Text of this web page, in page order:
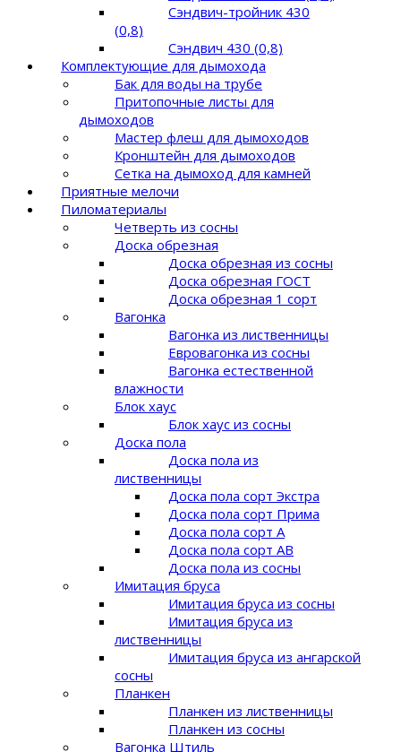
Сэндвич-тройник 430
(0,8)
Сэндвич 430 (0,8)
Комплектующие для дымохода
Бак для воды на трубе
Притопочные листы для
дымоходов
Мастер флеш для дымоходов
Кронштейн для дымоходов
Сетка на дымоход для камней
Приятные мелочи
Пиломатериалы
Четверть из сосны
Доска обрезная
Доска обрезная из сосны
Доска обрезная ГОСТ
Доска обрезная 1 сорт
Вагонка
Вагонка из лиственницы
Евровагонка из сосны
Вагонка естественной
влажности
Блок хаус
Блок хаус из сосны
Доска пола
Доска пола из
лиственницы
Доска пола сорт Экстра
Доска пола сорт Прима
Доска пола сорт A
Доска пола сорт AB
Доска пола из сосны
Имитация бруса
Имитация бруса из сосны
Имитация бруса из
лиственницы
Имитация бруса из ангарской
сосны
Планкен
Планкен из лиственницы
Планкен из сосны
Вагонка Штиль